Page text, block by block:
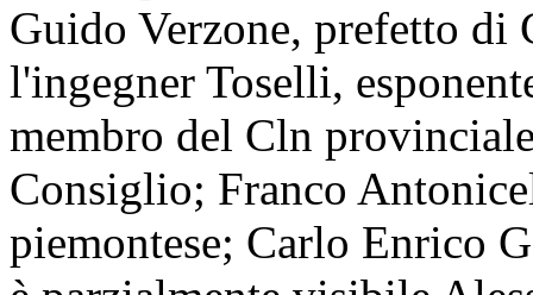
Guido Verzone, prefetto di
l'ingegner Toselli,
membro del Cln
Consiglio; Franco
piemontese; Carlo Enrico